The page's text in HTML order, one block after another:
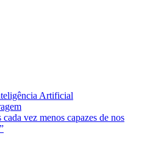
Artificial
vez menos capazes de nos